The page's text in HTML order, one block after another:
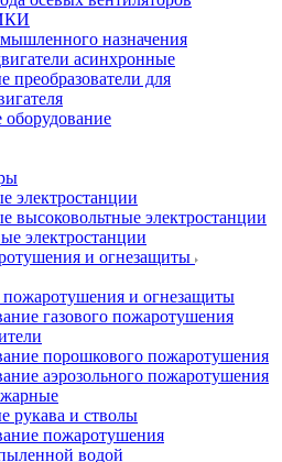
назначения
асинхронные
преобразователи для
электростанции
высоковольтные электростанции
электростанции
и огнезащиты
пожаротушения и огнезащиты
газового пожаротушения
порошкового пожаротушения
аэрозольного пожаротушения
рукава и стволы
пожаротушения
водой